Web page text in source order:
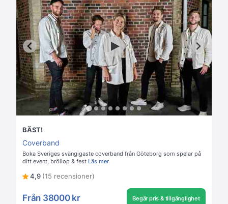
BÄST!
Coverband
Boka Sveriges svängigaste coverband från Göteborg som spelar på
ditt event, bröllop & fest Läs mer
4,9 (15 recensioner)
Från 38000 kr Begär pris & tillgänglighet